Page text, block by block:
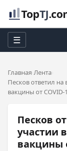
TopTJ
☰
Главная Лента
Песков ответил
вакцины от COVID-
Песков
участии
вакцины